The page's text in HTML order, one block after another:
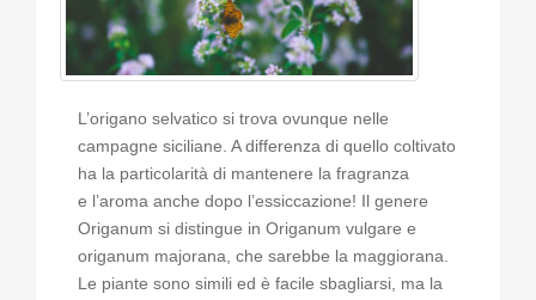
L’origano selvatico si trova ovunque nelle
campagne siciliane. A differenza di quello coltivato
ha la particolarità di mantenere la fragranza
e l’aroma anche dopo l’essiccazione! Il genere
Origanum si distingue in Origanum vulgare e
origanum majorana, che sarebbe la maggiorana.
Le piante sono simili ed è facile sbagliarsi, ma la